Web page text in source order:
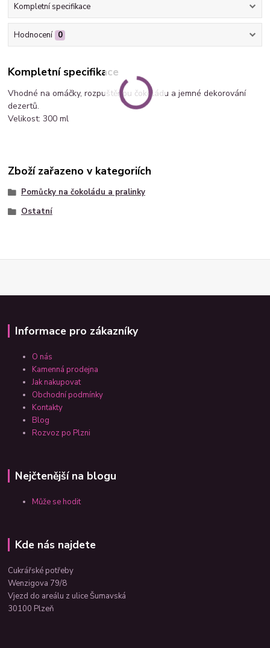
Kompletní specifikace
Hodnocení 0
Kompletní specifikace
Vhodné na omáčky, rozpuštěnou čokoládu a jemné dekorování
dezertů.
Velikost: 300 ml
Zboží zařazeno v kategoriích
Pomůcky na čokoládu a pralinky
Ostatní
Informace pro zákazníky
O nás
Kamenná prodejna
Jak nakupovat
Obchodní podmínky
Kontakty
Blog
Rozvoz po Plzni
Nejčtenější na blogu
Může se hodit
Kde nás najdete
Cukrářské potřeby
Wenzigova 79/8
Vjezd do areálu z ulice Šumavská
30100 Plzeň